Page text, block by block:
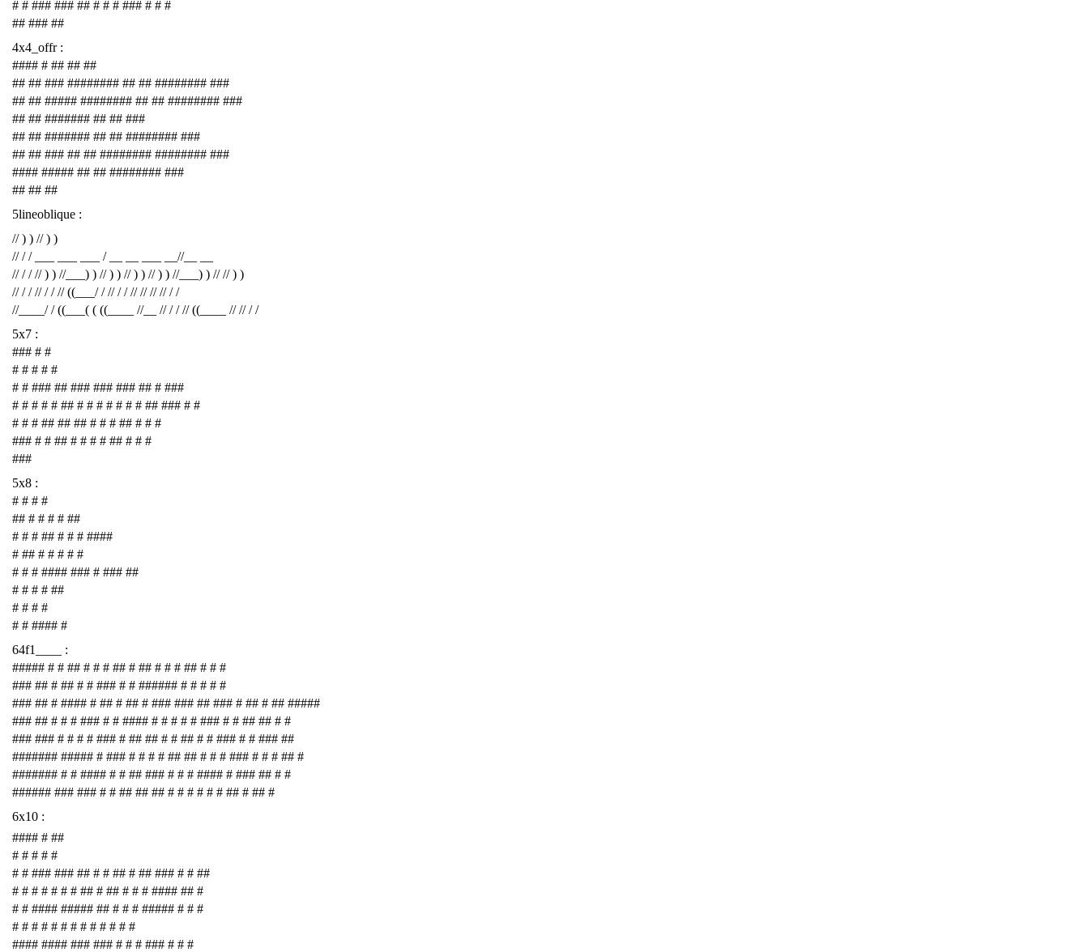
# # ### ### ## # # # ### # # #
## ### ##
4x4_offr :
#### # ## ## ##
## ## ### ######## ## ## ######## ###
## ## ##### ######## ## ## ######## ###
## ## ####### ## ## ###
## ## ####### ## ## ######## ###
## ## ### ## ## ######## ######## ###
#### ##### ## ## ######## ###
## ## ##
5lineoblique :
// ) ) // ) )
// / / ___ ___ ___ / __ __ ___ __//__ __
// / / // ) ) //___) ) // ) ) // ) ) // ) ) //___) ) // // ) )
// / / // / / // ((___/ / // / / // // // // / /
//____/ / ((___( ( ((____ //__ // / / // ((____ // // / /
5x7 :
### # #
# # # # #
# # ### ## ### ### ### ## # ###
# # # # # ## # # # # # # # ## ### # #
# # # ## ## ## # # # ## # # #
### # # ## # # # # ## # # #
###
5x8 :
# # # #
## # # # # ##
# # # ## # # # ####
# ## # # # # #
# # # #### ### # ### ##
# # # # ##
# # # #
# # #### #
64f1____ :
##### # # ## # # # ## # ## # # # ## # # #
### ## # ## # # ### # # ###### # # # # #
### ## # #### # ## # ## # ### ### ## ### # ## # ## #####
### ## # # # ### # # #### # # # # # ### # # ## ## # #
### ### # # # # ### # ## ## # # ## # # ### # # ### ##
####### ##### # ### # # # # ## ## # # # ### # # # ## #
####### # # #### # # ## ### # # # #### # ### ## # #
###### ### ### # # ## ## ## # # # # # # ## # ## #
6x10 :
#### # ##
# # # # #
# # ### ### ## # # ## # ## ### # # ##
# # # # # # # ## # ## # # # #### ## #
# # #### ##### ## # # # ##### # # #
# # # # # # # # # # # # #
#### #### ### ### # # # ### # # #